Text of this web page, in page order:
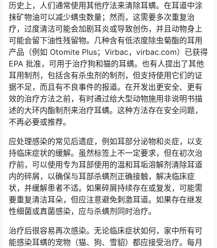
历史上，人们通常使用其他疗法来清除耳螨。在耳道中涂
抹矿物油可以减少螨虫数量；然而，这需要多次重复治
疗，过度清洁可能会加剧耳炎或导致创伤，并且动物身上
可能会留下油性残留物。几种含有低浓度除虫菊酯的耳用
产品（例如 Otomite Plus；Virbac，virbac.com）已获得
EPA 批准，可用于治疗狗和猫的耳螨。也有人提出了其他
耳用制剂，包括含有杀虫剂的制剂，但支持使用它们的证
据不足，而且有不良事件的报道。在开发出更安全、更有
效的治疗方法之前，有时通过给大型动物施用非说明书描
述的大环内酯制剂来治疗耳螨。这种方法存在安全问题，
不再必要或推荐。
应处理感染的常见后遗症，例如耳部分泌物和炎症，以支
持临床症状的缓解。虽然标签上不一定要求，但在初次治
疗前，可以使用专为耳部使用的温和耳垢溶解剂清除耳道
内的碎屑，以确保与耳部杀螨剂正确接触，解决临床症
状，并缓解患者不适。如果碎屑持续存在或复发，可能需
要重复清洁耳朵，但应注意避免刺激耳道。如果存在继发
性细菌或真菌感染，应与杀螨剂同时治疗。
治疗后很容易再次感染。无论临床症状如何，家中所有可
能感染耳螨的宠物（猫、狗、雪貂）都应接受治疗。每月